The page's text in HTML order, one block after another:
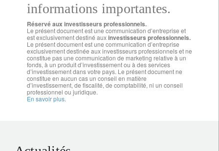
informations importantes.
Réservé aux investisseurs professionnels.
Le présent document est une communication d’entreprise et
est exclusivement destiné auxinvestisseurs professionnels.
Le présent document est une communication d’entreprise
exclusivement destinée aux investisseurs professionnels et ne
constitue pas une communication de marketing relative à un
fonds, à un produit d’investissement ou à des services
d’investissement dans votre pays. Le présent document ne
constitue en aucun cas un conseil en matière
d’investissement, de fiscalité, de comptabilité, ni un conseil
professionnel ou juridique.
En savoir plus.